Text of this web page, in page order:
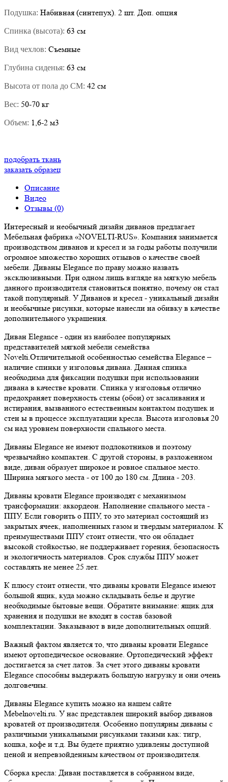
Подушка: Набивная (синтепух). 2 шт. Доп. опция
Спинка (высота): 63 см
Вид чехлов: Съемные
Глубина сиденья: 63 см
Высота от пола до СМ: 42 см
Вес: 50-70 кг
Объем: 1,6-2 м3
подобрать ткань
заказать образец
Описание
Видео
Отзывы (0)
Интересный и необычный дизайн диванов предлагает
Мебельная фабрика «NOVELTI-RUS». Компания занимается
производством диванов и кресел и за годы работы получили
огромное множество хороших отзывов о качестве своей
мебели. Диваны Elegance по праву можно назвать
эксклюзивными. При одном лишь взгляде на мягкую мебель
данного производителя становиться понятно, почему он стал
такой популярный. У Диванов и кресел - уникальный дизайн
и необычные рисунки, которые нанесли на обивку в качестве
дополнительного украшения.
Диван Elegance - один из наиболее популярных
представителей мягкой мебели семейства
Novelti.Отличительной особенностью семейства Elegance –
наличие спинки у изголовья дивана. Данная спинка
необходима для фиксации подушки при использовании
дивана в качестве кровати. Спинка у изголовья отлично
предохраняет поверхность стены (обои) от засаливания и
истирания, вызванного естественным контактом подушек и
стен ы в процессе эксплуатации кресла. Высота изголовья 20
см над уровнем поверхности спального места.
Диваны Elegance не имеют подлокотников и поэтому
чрезвычайно компактен. С другой стороны, в разложенном
виде, диван образует широкое и ровное спальное место.
Ширина мягкого места - от 100 до 180 см. Длина - 203.
Диваны кровати Elegance производят с механизмом
трансформации: аккордеон. Наполнение спального места -
ППУ. Если говорить о ППУ, то это материал состоящий из
закрытых ячеек, наполненных газом и твердым материалом. К
преимуществами ППУ стоит отнести, что он обладает
высокой стойкостью, не поддерживает горения, безопасность
и экологичность материалов. Срок службы ППУ может
составлять не менее 25 лет.
К плюсу стоит отнести, что диваны кровати Elegance имеют
большой ящик, куда можно складывать белье и другие
необходимые бытовые вещи. Обратите внимание: ящик для
хранения и подушки не входят в состав базовой
комплектации. Заказывают в виде дополнительных опций.
Важный фактом является то, что диваны кровати Elegance
имеют ортопедическое основание. Ортопедический эффект
достигается за счет латов. За счет этого диваны кровати
Elegance способны выдержать большую нагрузку и они очень
долговечны.
Диваны Elegance купить можно на нашем сайте
Mebelnovelti.ru. У нас представлен широкий выбор диванов
кроватей от производителя. Особенно популярны диваны с
различными уникальными рисунками такими как: тигр,
кошка, кофе и т.д. Вы будете приятно удивлены доступной
ценой и непревзойденным качеством от производителя.
Сборка кресла: Диван поставляется в собранном виде,